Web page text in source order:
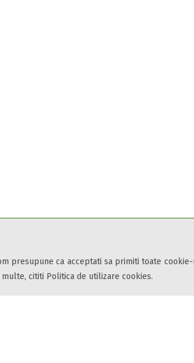
presupune ca acceptati sa primiti toate
cititi Politica de utilizare cookies.